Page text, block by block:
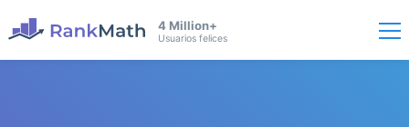
4 Million+
Usuarios felices